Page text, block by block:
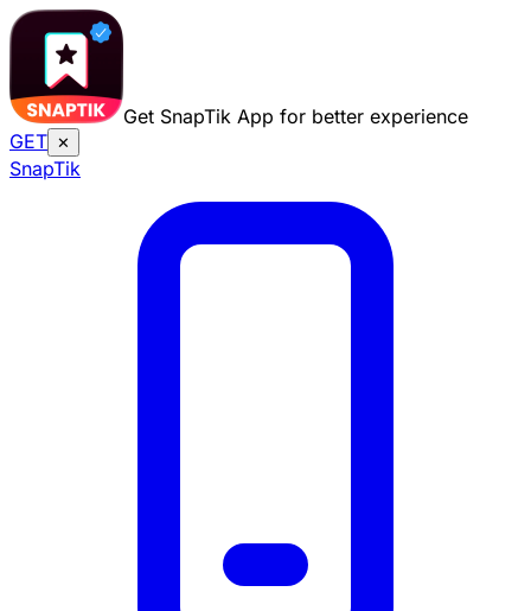
Get SnapTik App for better experience
GET ✕
SnapTik